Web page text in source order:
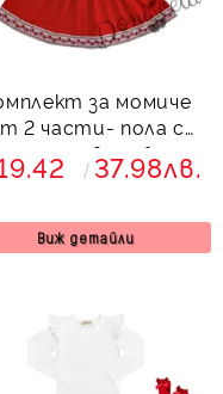
за момиче
2 части- пола с
мотиви и блуза
с дълъг ръкав с
37.98лв.
Виж детайли